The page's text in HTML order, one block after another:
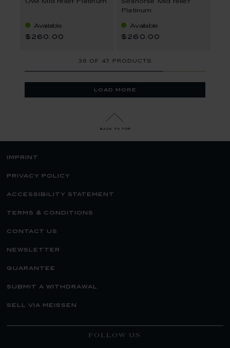
Owl Mid relief Platinum
Available
$260.00
Seahorse Mid relief
Platinum
Available
$260.00
36 OF 47 PRODUCTS
load more
back to top
imprint
privacy policy
accessibility statement
terms & conditions
contact us
newsletter
guarantee
submit a withdrawal
sell via meissen
FOLLOW US